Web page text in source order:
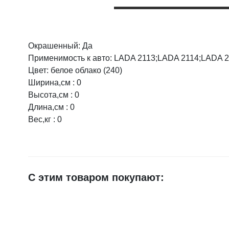
Окрашенный: Да
Применимость к авто: LADA 2113;LADA 2114;LADA
Цвет: белое облако (240)
Ширина,см : 0
Высота,см : 0
Длина,см : 0
Вес,кг : 0
Оцените товар:
Ваше имя
E-mail
С этим товаром покупают: